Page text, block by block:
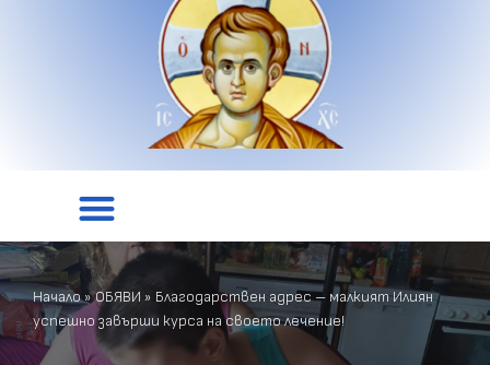
Начало»ОБЯВИ » Благодарствен адрес – малкият Илиян
успешно завърши курса на своето лечение!